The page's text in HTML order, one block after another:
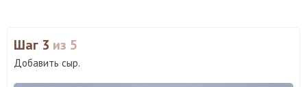
Шаг 3 из 5
Добавить сыр.